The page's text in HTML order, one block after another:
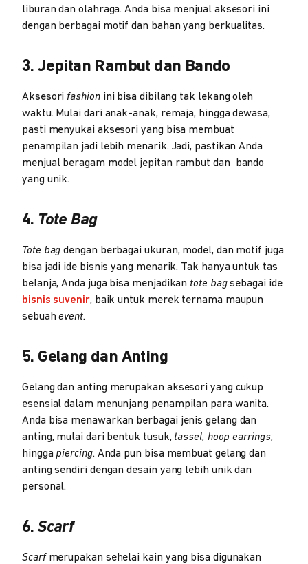
liburan dan olahraga. Anda bisa menjual aksesori ini
dengan berbagai motif dan bahan yang berkualitas.
3. Jepitan Rambut dan Bando
Aksesori fashionini bisa dibilang tak lekang oleh
waktu. Mulai dari anak-anak, remaja, hingga dewasa,
pasti menyukai aksesori yang bisa membuat
penampilan jadi lebih menarik. Jadi, pastikan Anda
menjual beragam model jepitan rambut dan bando
yang unik.
4. Tote Bag
Tote bagdengan berbagai ukuran, model, dan motif juga
bisa jadi ide bisnis yang menarik. Tak hanya untuk tas
belanja, Anda juga bisa menjadikan tote bagsebagai ide
bisnis suvenir, baik untuk merek ternama maupun
sebuahevent.
5. Gelang dan Anting
Gelang dan anting merupakan aksesori yang cukup
esensial dalam menunjang penampilan para wanita.
Anda bisa menawarkan berbagai jenis gelang dan
anting, mulai dari bentuk tusuk, tassel, hoop earrings,
hingga piercing. Anda pun bisa membuat gelang dan
anting sendiri dengan desain yang lebih unik dan
personal.
6.Scarf
Scarfmerupakan sehelai kain yang bisa digunakan